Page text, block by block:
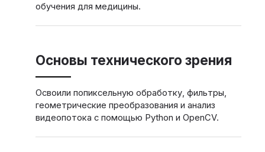
обучения для медицины.
Основы технического зрения
Освоили попиксельную обработку, фильтры,
геометрические преобразования и анализ
видеопотока с помощью Python и OpenCV.